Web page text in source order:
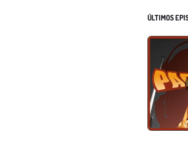
ÚLTIMOS